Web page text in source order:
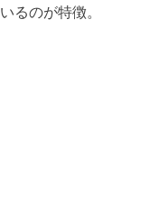
るのが特徴。